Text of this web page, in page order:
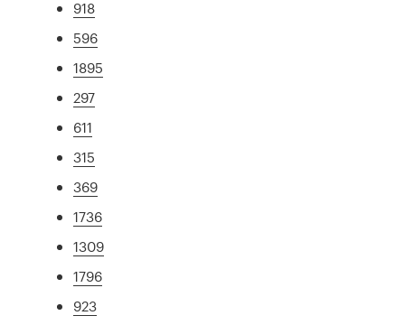
918
596
1895
297
611
315
369
1736
1309
1796
923